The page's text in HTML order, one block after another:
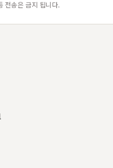
전송은 금지 됩니다.